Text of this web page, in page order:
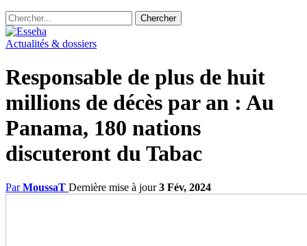
Actualités & dossiers
Responsable de plus de huit
millions de décès par an : Au
Panama, 180 nations
discuteront du Tabac
ParMoussaT Dernière mise à jour3 Fév, 2024